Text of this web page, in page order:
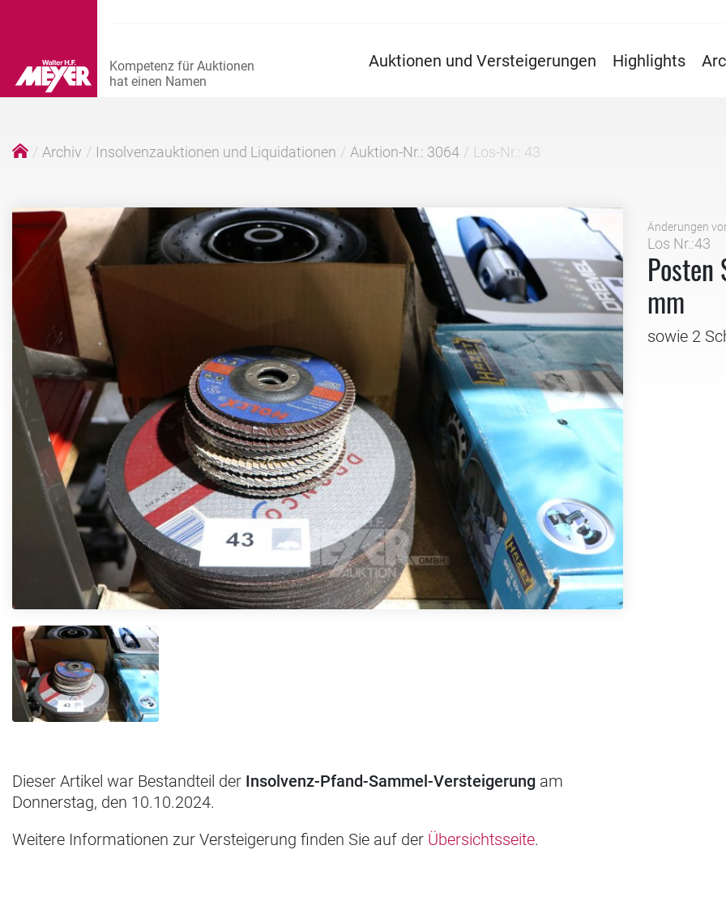
Auktionen und Versteigerungen Highlights
Archiv Insolvenzauktionen und Liquidationen Auktion-Nr.: 3064 Los-Nr.: 43
Änderungen
Los Nr.:43
mm
sowie 2
Dieser Artikel war Bestandteil der Insolvenz-Pfand-Sammel-Versteigerung am
Donnerstag, den 10.10.2024.
Weitere Informationen zur Versteigerung finden Sie auf der Übersichtsseite.